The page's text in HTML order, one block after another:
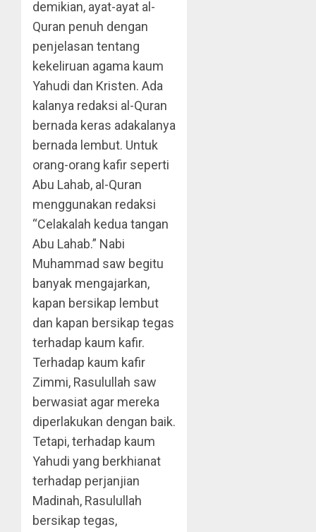
demikian, ayat-ayat al-
Quran penuh dengan
penjelasan tentang
kekeliruan agama kaum
Yahudi dan Kristen. Ada
kalanya redaksi al-Quran
bernada keras adakalanya
bernada lembut. Untuk
orang-orang kafir seperti
Abu Lahab, al-Quran
menggunakan redaksi
“Celakalah kedua tangan
Abu Lahab.” Nabi
Muhammad saw begitu
banyak mengajarkan,
kapan bersikap lembut
dan kapan bersikap tegas
terhadap kaum kafir.
Terhadap kaum kafir
Zimmi, Rasulullah saw
berwasiat agar mereka
diperlakukan dengan baik.
Tetapi, terhadap kaum
Yahudi yang berkhianat
terhadap perjanjian
Madinah, Rasulullah
bersikap tegas,